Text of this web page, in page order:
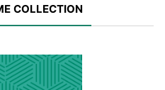
COLLECTION